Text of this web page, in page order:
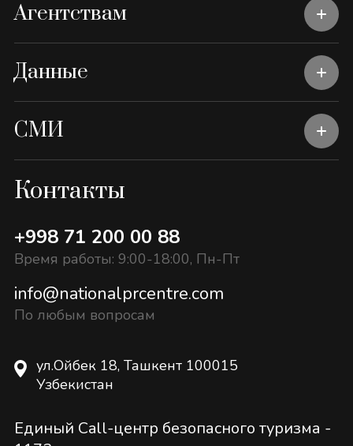
Агентствам
Данные
СМИ
Контакты
+998 71 200 00 88
Время работы: 9:00-18:00, Пн-Пт
info@nationalprcentre.com
По любым вопросам
ул.Ойбек 18, Ташкент 100015
Узбекистан
Единый Call-центр безопасного туризма -